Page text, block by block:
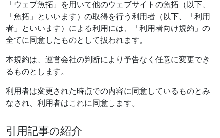
「ウェブ魚拓」を用いて他のウェブサイトの魚拓（以下、
「魚拓」といいます）の取得を行う利用者（以下、「利用
者」といいます）による利用には、「利用者向け規約」の
全てに同意したものとして扱われます。
本規約は、運営会社の判断により予告なく任意に変更でき
るものとします。
利用者は変更された時点での内容に同意しているものとみ
なされ、利用者はこれに同意します。
引用記事の紹介